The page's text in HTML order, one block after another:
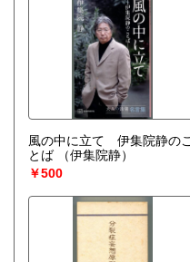
風の中に立て 伊集院静のこ
とば
（伊集院静）
￥500